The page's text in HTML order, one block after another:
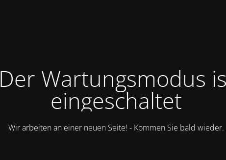
Der Wartungsmodus
eingeschaltet
Wir arbeiten an einer neuen Seite! - Kommen Sie bald wieder.